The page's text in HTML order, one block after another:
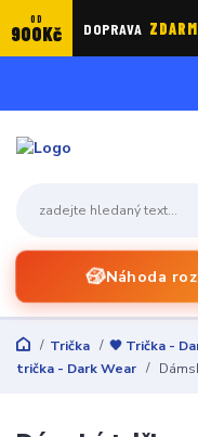
OD
900Kč DOPRAVA
🎲Náhoda
Trička 🖤 Trička -
trička - Dark Wear